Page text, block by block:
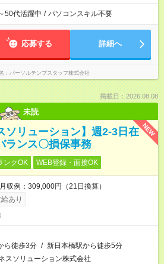
50代活躍中 / パソコンスキル不要
応募する 詳細へ
パーソルテンプスタッフ株式会社
掲載日：2026.08.08
未読
NEW
ソリューション】週2-3日在
ランス〇損保事務
ンクOK WEB登録・面接OK
例：309,000円（21日換算）
あり
ら徒歩3分 / 新日本橋駅から徒歩5分
スソリューション株式会社